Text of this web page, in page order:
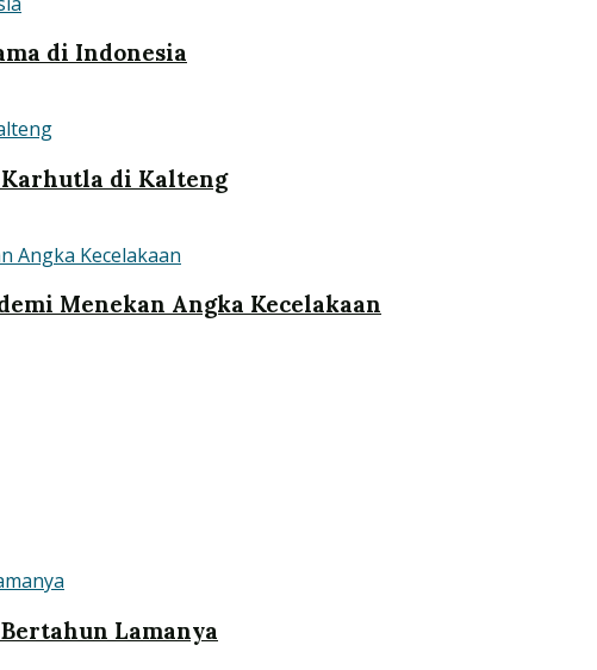
di Indonesia
di Kalteng
Menekan Angka Kecelakaan
Lamanya